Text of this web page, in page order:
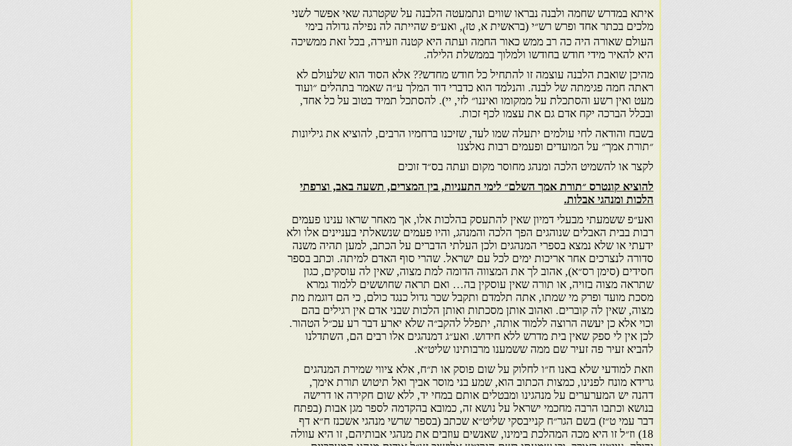
איתא במדרש שחמה ולבנה נבראו שווים ונתמעטה הלבנה על שקטרגה שאי אפשר לשני
מלכים בכתר אחד ופרש רש״י (בראשית א, טז), ואע״פ שהייתה לה נפילה גדולה בימי
העולם שאורה היה כה רב ממש כאור החמה ועתה היא קטנה וזעירה, בכל זאת ממשיכה
היא להאיר מידי חודש בחודשו ולמלוך בממשלת הלילה.
מהיכן שואבת הלבנה עוצמה זו להתחיל כל חודש מחדש?? אלא הסוד הוא שלעולם לא
ראתה חמה פגימתה של לבנה. והנלמד הוא כדברי דוד המלך ע״ה שאמר בתהלים ״ועוד
מעט ואין רשע והסתכלת על ממקומו ואיננו״ לזי, יי). להסתכל תמיד בטוב על כל אחד,
ובכלל הברכה יקח אדם גם את עצמו לכף זכות.
בשבח והודאה לחי עולמים יתעלה שמו לעד, שזיכנו ברחמיו הרבים, להוציא את גיליונות
״תורת אמך״ על המועדים ופעמים רבות נאלצנו
לקצר או להשמיט הלכה ומנהג מחוסר מקום ועתה בס״ד זוכים
להוציא קונטרס ״תורת אמך השלם״ לימי התעניות, בין המצרים, תשעה באב, וצרפתי
הלכות ומנהגי אבלות.
ואע״פ ששמעתי מבעלי דמיון שאין להתעסק בהלכות אלו, אך מאחר שראו ענינו פעמים
רבות בבית האבלים שנוהגים הפך הלכה והמנהג, והיו פעמים שנשאלתי בעניינים אלו ולא
ידעתי או שלא נמצא בספרי המנהגים ולכן העלתי הדברים על הכתב, למען תהיה משנה
סדורה לנצרכים אחר אריכות ימים לכל עם ישראל. שהרי סוף האדם למיתה. וכתב בספר
חסידים (סימן רס״א), אהוב לך את המצווה הדומה למת מצוה, שאין לה עוסקים, כגון
שתראה מצוה בזויה, או תורה שאין עוסקין בה… ואם תראה שחוששים ללמוד גמרא
מסכת מועד ופרק מי שמתו, אתה תלמדם ותקבל שכר גדול כנגד כולם, כי הם דוגמת מת
מצוה, שאין לה קוברים. ואהוב אותן מסכתות ואותן הלכות שבני אדם אין רגילים בהם
וכוי אלא כן יעשה הרוצה ללמוד אותה, יתפלל להקב״ה שלא יארע דבר רע עכ״ל הטהור.
לכן אין לי ספק שאין בית מדרש ללא חידוש. ואע״ג דמנהגים אלו רבים הם, השתדלנו
להביא זעיר פה זעיר שם ממה ששמענו מרבותינו שליט״א.
וזאת למודעי שלא באנו ח״ו לחלוק על שום פוסק או ת״ח, אלא ציווי שמירת המנהגים
גרידא מונח לפנינו, כמצות הכתוב הוא, שמע בני מוסר אביך ואל תיטוש תורת אימך,
דהנה יש המערערים על מנהגינו ומבטלים אותם במחי יד, ללא שום חקירה או דרישה
בנושא וכתבו הרבה מחכמי ישראל על נושא זה, כמובא בהקדמה לספר מגן אבות (בפתח
דבר עמי ט״ז) בשם הגר״ח קנייבסקי שליט״א שכתב (בספר שרשי מנהגי אשכנז ח״א דף
18) וז״ל זו היא מכה המהלכת בימינו, שאנשים עוזבים את מנהגי אבותיהם, זו היא עוולה